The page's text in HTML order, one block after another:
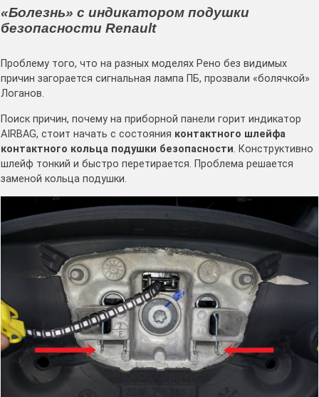
«Болезнь» с индикатором подушки
безопасности Renault
Проблему того, что на разных моделях Рено без видимых
причин загорается сигнальная лампа ПБ, прозвали «болячкой»
Логанов.
Поиск причин, почему на приборной панели горит индикатор
AIRBAG, стоит начать с состояния контактного шлейфа
контактного кольца подушки безопасности. Конструктивно
шлейф тонкий и быстро перетирается. Проблема решается
заменой кольца подушки.